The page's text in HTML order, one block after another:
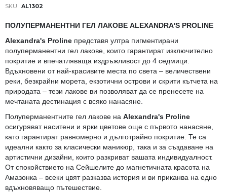
SKU
AL1302
ПОЛУПЕРМАНЕНТНИ ГЕЛ ЛАКОВЕ ALEXANDRA'S PROLINE
Alexandra's Proline представя ултра пигментирани
полуперманентни гел лакове, които гарантират изключително
покритие и впечатляваща издръжливост до 4 седмици.
Вдъхновени от най-красивите места по света – величествени
реки, безкрайни морета, екзотични острови и скрити кътчета на
природата – тези лакове ви позволяват да се пренесете на
мечтаната дестинация с всяко нанасяне.
Полуперманентните гел лакове на Alexandra's Proline
осигуряват наситени и ярки цветове още с първото нанасяне,
като гарантират равномерно и дълготрайно покритие. Те са
идеални както за класически маникюр, така и за създаване на
артистични дизайни, които разкриват вашата индивидуалност.
От спокойствието на Сейшелите до магнетичната красота на
Амазонка – всеки цвят разказва история и ви приканва на едно
вдъхновяващо пътешествие.